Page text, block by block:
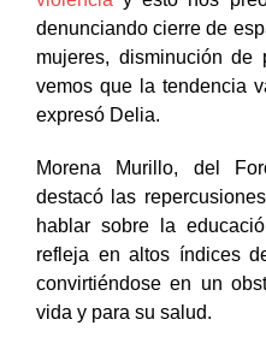
denunciando cierre de
mujeres, disminución de
vemos que la tendencia
expresó Delia.
Morena Murillo, del
destacó las
hablar sobre la
refleja en altos índices
convirtiéndose en un
vida y para su salud.